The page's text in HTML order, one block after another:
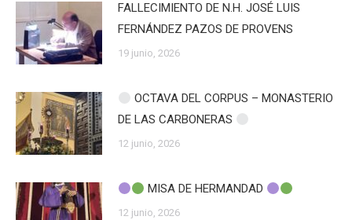
FALLECIMIENTO DE N.H. JOSÉ LUIS
FERNÁNDEZ PAZOS DE PROVENS
19 junio, 2026
OCTAVA DEL CORPUS – MONASTERIO
DE LAS CARBONERAS
12 junio, 2026
MISA DE HERMANDAD
12 junio, 2026